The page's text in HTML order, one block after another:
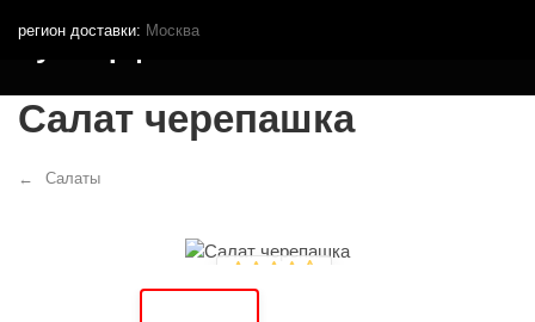
регион доставки: Москва
Кутья.рф
Салат черепашка
Салаты